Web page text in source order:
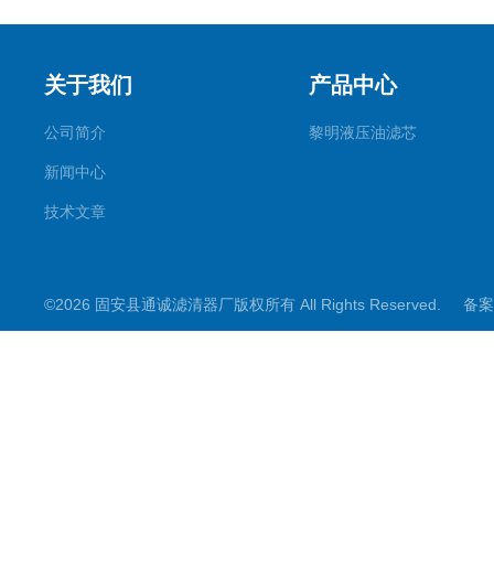
关于我们
公司简介
新闻中心
技术文章
产品中心
黎明液压油滤芯
©2026 固安县通诚滤清器厂版权所有 All Rights Reserved. 备